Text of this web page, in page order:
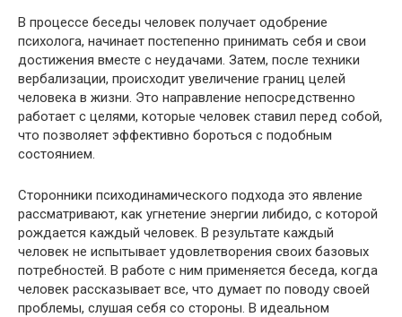
В процессе беседы человек получает одобрение
психолога, начинает постепенно принимать себя и свои
достижения вместе с неудачами. Затем, после техники
вербализации, происходит увеличение границ целей
человека в жизни. Это направление непосредственно
работает с целями, которые человек ставил перед собой,
что позволяет эффективно бороться с подобным
состоянием.
Сторонники психодинамического подхода это явление
рассматривают, как угнетение энергии либидо, с которой
рождается каждый человек. В результате каждый
человек не испытывает удовлетворения своих базовых
потребностей. В работе с ним применяется беседа, когда
человек рассказывает все, что думает по поводу своей
проблемы, слушая себя со стороны. В идеальном